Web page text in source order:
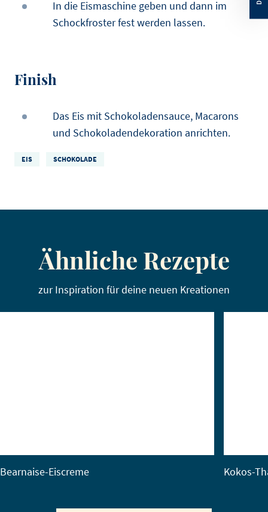
In die Eismaschine geben und dann im
Schockfroster fest werden lassen.
Finish
Das Eis mit Schokoladensauce, Macarons
und Schokoladendekoration anrichten.
EIS SCHOKOLADE
Ähnliche Rezepte
zur Inspiration für deine neuen Kreationen
Bearnaise-Eiscreme Kokos-